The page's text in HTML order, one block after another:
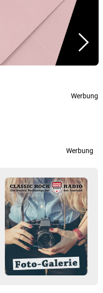
Werbung
Werbung